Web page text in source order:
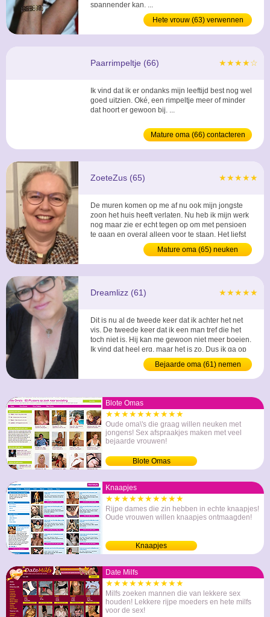
spannender kan. ...
Hete vrouw (63) verwennen
★★★★☆
Paarrimpeltje (66)
Ik vind dat ik er ondanks mijn leeftijd best nog wel
goed uitzien. Oké, een rimpeltje meer of minder
dat hoort er gewoon bij. ...
Mature oma (66) contacteren
★★★★★
ZoeteZus (65)
De muren komen op me af nu ook mijn jongste
zoon het huis heeft verlaten. Nu heb ik mijn werk
nog maar zie er echt tegen op om met pensioen
te gaan en overal alleen voor te staan. Het liefst
zou ik een man willen leren kennen waarmee ik
een hele fijn tijd ga hebben. ...Mature oma (65) neuken
★★★★★
Dreamlizz (61)
Dit is nu al de tweede keer dat ik achter het net
vis. De tweede keer dat ik een man tref die het
toch niet is. Hij kan me gewoon niet meer boeien.
Ik vind dat heel erg, maar het is zo. Dus ik ga op
zoek naar een man die me wel kan boeien, waar
ik heet leuk mee kan hebben. ...Bejaarde oma (61) nemen
Blote Omas
★★★★★★★★★★
Oude oma\'s die graag willen neuken met
jongens! Sex afspraakjes maken met veel
bejaarde vrouwen!
Blote Omas
Knaapjes
★★★★★★★★★★
Rijpe dames die zin hebben in echte knaapjes!
Oude vrouwen willen knaapjes ontmaagden!
Knaapjes
Date Milfs
★★★★★★★★★★
Milfs zoeken mannen die van lekkere sex
houden! Lekkere rijpe moeders en hete milfs
voor de sex!